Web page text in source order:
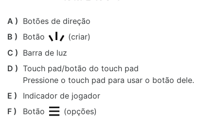
A ) Botões de direção
B )
Botão
(criar)
C ) Barra de luz
D ) Touch pad/botão do touch pad
Pressione o touch pad para usar o botão dele.
E )
Indicador de jogador
F )
Botão
(opções)